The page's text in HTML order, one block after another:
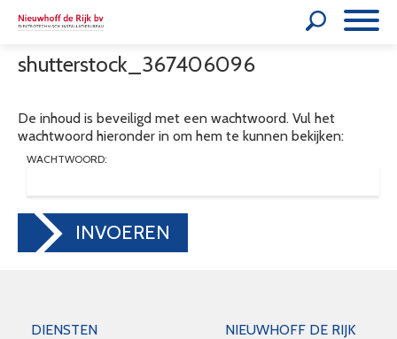
shutterstock_367406096
De inhoud is beveiligd met een wachtwoord. Vul het
wachtwoord hieronder in om hem te kunnen bekijken:
WACHTWOORD:
INVOEREN
DIENSTEN NIEUWHOFF DE RIJK